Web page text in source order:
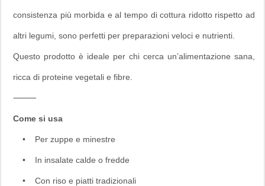
consistenza più morbida e al tempo di cottura ridotto rispetto ad
altri legumi, sono perfetti per preparazioni veloci e nutrienti.
Questo prodotto è ideale per chi cerca un’alimentazione sana,
ricca di proteine vegetali e fibre.
⸻
Come si usa
• Per zuppe e minestre
• In insalate calde o fredde
• Con riso e piatti tradizionali